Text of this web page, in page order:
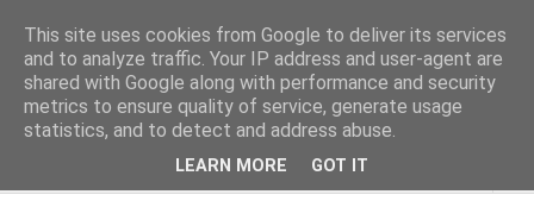
"Kvaka"
Časopis za književnost ISSN 2459-5632
This site uses cookies from Google to deliver its services
and to analyze traffic. Your IP address and user-agent are
shared with Google along with performance and security
metrics to ensure quality of service, generate usage
statistics, and to detect and address abuse.
LEARN MORE GOT IT